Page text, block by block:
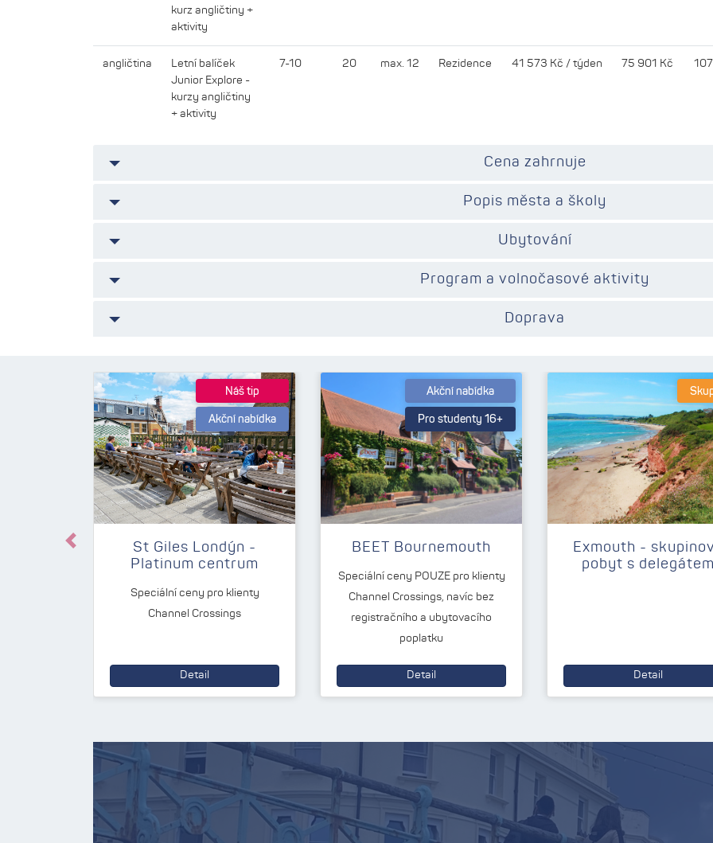
kurz angličtiny +
aktivity
angličtina
Letní balíček
Junior Explore -
kurzy angličtiny
+ aktivity
7-10 20 max. 12 Rezidence 41 573 Kč / týden 75 901 Kč
Cena zahrnuje
Popis města a školy
Ubytování
Program a volnočasové aktivity
Doprava
Náš tip
Akční nabídka
St Giles Londýn -
Platinum centrum
Speciální ceny pro klienty
Channel Crossings
Detail
Akční nabídka
Pro studenty 16+
BEET Bournemouth
Speciální ceny POUZE pro klienty
Channel Crossings, navíc bez
registračního a ubytovacího
poplatku
Detail
Exmouth -
pobyt s
Detail
Předchozí